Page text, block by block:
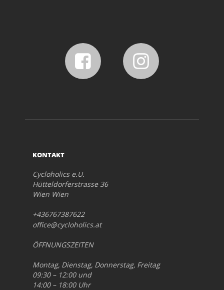
KONTAKT
Cycloholics e.U.
Hütteldorferstrasse 36
Wien Wien
+436767387622
office@cycloholics.at
ÖFFNUNGSZEITEN
Montag, Dienstag, Donnerstag, Freitag
09:30 – 12:00 und
14:00 – 18:00 Uhr